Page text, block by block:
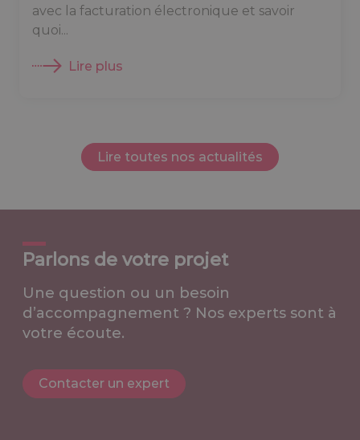
avec la facturation électronique et savoir
quoi...
Lire plus
Lire toutes nos actualités
Parlons de votre projet
Une question ou un besoin
d’accompagnement ? Nos experts sont à
votre écoute.
Contacter un expert